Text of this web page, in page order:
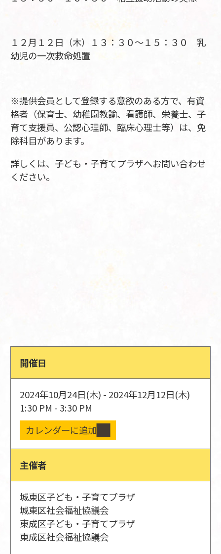
１２月１２日（木）１３：３０～１５：３０ 乳
幼児の一次救命処置
※提供会員として登録する意欲のある方で、有資
格者（保育士、幼稚園教諭、看護師、栄養士、子
育て支援員、公認心理師、臨床心理士等）は、免
除科目があります。
詳しくは、子ども・子育てプラザへお問い合わせ
ください。
開催日
2024年10月24日(木) - 2024年12月12日(木)
1:30 PM - 3:30 PM
カレンダーに追加
主催者
城東区子ども・子育てプラザ
城東区社会福祉協議会
東成区子ども・子育てプラザ
東成区社会福祉協議会